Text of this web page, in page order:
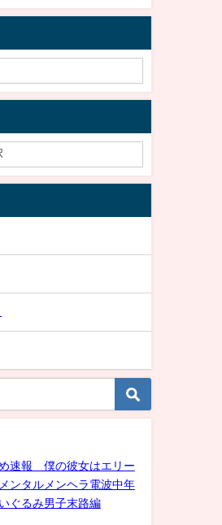
速報 僕の彼女はエリー
ンタルメンヘラ電波中年
ぐるみ男子末路編